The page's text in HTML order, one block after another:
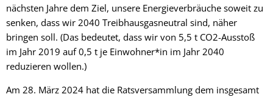
nächsten Jahre dem Ziel, unsere Energieverbräuche soweit zu
senken, dass wir 2040 Treibhausgasneutral sind, näher
bringen soll. (Das bedeutet, dass wir von 5,5 t CO2-Ausstoß
im Jahr 2019 auf 0,5 t je Einwohner*in im Jahr 2040
reduzieren wollen.)
Am 28. März 2024 hat die Ratsversammlung dem insgesamt